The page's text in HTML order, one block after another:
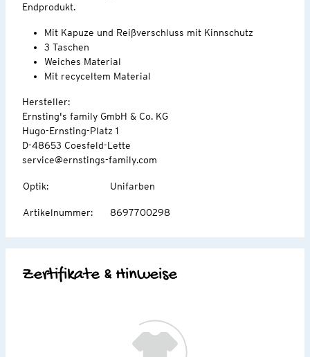
Endprodukt.
Mit Kapuze und Reißverschluss mit Kinnschutz
3 Taschen
Weiches Material
Mit recyceltem Material
Hersteller:
Ernsting's family GmbH & Co. KG
Hugo-Ernsting-Platz 1
D-48653 Coesfeld-Lette
service@ernstings-family.com
Optik: Unifarben
Artikelnummer: 8697700298
Zertifikate & Hinweise